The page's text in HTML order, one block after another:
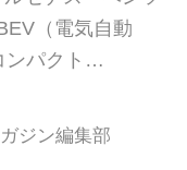
（電気自動
パクト
進化に伴い、モ
から、
ジン編集部